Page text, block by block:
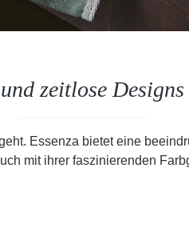
zeitlose
Essenza bietet eine
mit ihrer faszinierenden